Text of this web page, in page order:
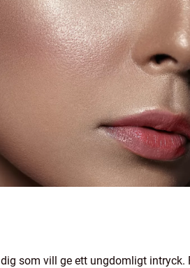
som vill ge ett ungdomligt